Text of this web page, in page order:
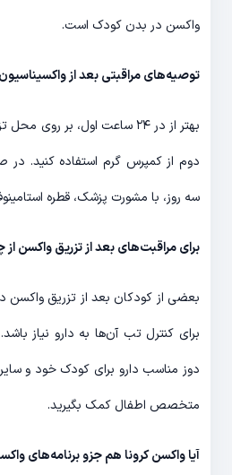
واکسن در بدن کودک است.
توصیه‌های مراقبتی بعد از
دوم از کمپرس گرم استفاده کنید.
سه روز، با مشورت پزشک، قطره
برای مراقبت‌های بعد از تزریق واکسن
بعضی از کودکان بعد از تزریق
برای کنترل تب آن‌ها به دارو نیاز
دوز مناسب دارو برای کودک خود و
متخصص اطفال کمک بگیرید.
آیا واکسن کرونا هم جزو برنامه‌های